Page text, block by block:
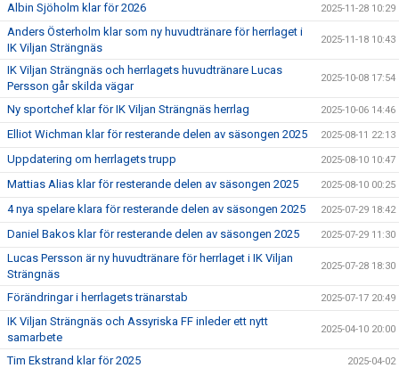
Albin Sjöholm klar för 2026 2025-11-28 10:29
Anders Österholm klar som ny huvudtränare för herrlaget i
IK Viljan Strängnäs
2025-11-18 10:43
IK Viljan Strängnäs och herrlagets huvudtränare Lucas
Persson går skilda vägar
2025-10-08 17:54
Ny sportchef klar för IK Viljan Strängnäs herrlag 2025-10-06 14:46
Elliot Wichman klar för resterande delen av säsongen 2025 2025-08-11 22:13
Uppdatering om herrlagets trupp 2025-08-10 10:47
Mattias Alias klar för resterande delen av säsongen 2025 2025-08-10 00:25
4 nya spelare klara för resterande delen av säsongen 2025 2025-07-29 18:42
Daniel Bakos klar för resterande delen av säsongen 2025 2025-07-29 11:30
Lucas Persson är ny huvudtränare för herrlaget i IK Viljan
Strängnäs
2025-07-28 18:30
Förändringar i herrlagets tränarstab 2025-07-17 20:49
IK Viljan Strängnäs och Assyriska FF inleder ett nytt
samarbete
2025-04-10 20:00
Tim Ekstrand klar för 2025 2025-04-02